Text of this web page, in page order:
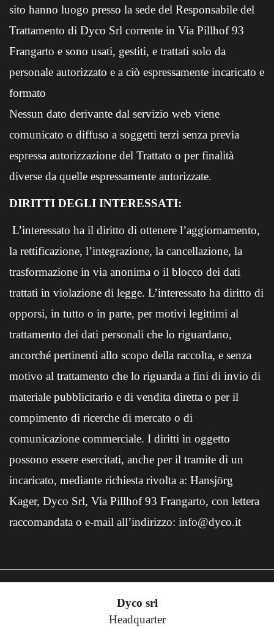
sito hanno luogo presso la sede del Responsabile del
Trattamento di Dyco Srl corrente in Via Pillhof 93
Frangarto e sono usati, gestiti, e trattati solo da
personale autorizzato e a ciò espressamente incaricato e
formato
Nessun dato derivante dal servizio web viene
comunicato o diffuso a soggetti terzi senza previa
espressa autorizzazione del Trattato o per finalità
diverse da quelle espressamente autorizzate.
DIRITTI DEGLI INTERESSATI:
L’interessato ha il diritto di ottenere l’aggiornamento,
la rettificazione, l’integrazione, la cancellazione, la
trasformazione in via anonima o il blocco dei dati
trattati in violazione di legge. L’interessato ha diritto di
opporsi, in tutto o in parte, per motivi legittimi al
trattamento dei dati personali che lo riguardano,
ancorché pertinenti allo scopo della raccolta, e senza
motivo al trattamento che lo riguarda a fini di invio di
materiale pubblicitario e di vendita diretta o per il
compimento di ricerche di mercato o di
comunicazione commerciale. I diritti in oggetto
possono essere esercitati, anche per il tramite di un
incaricato, mediante richiesta rivolta a: Hansjörg
Kager, Dyco Srl, Via Pillhof 93 Frangarto, con lettera
raccomandata o e-mail all’indirizzo: info@dyco.it
Dyco srl
Headquarter